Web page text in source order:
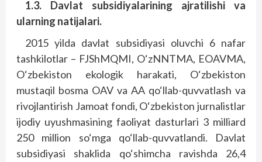
1.3. Davlat subsidiyalarining ajratilishi va
ularning natijalari.
2015 yilda davlat subsidiyasi oluvchi 6 nafar
tashkilotlar – FJShMQMI, O‘zNNTMA, EOAVMA,
O‘zbekiston ekologik harakati, O‘zbekiston
mustaqil bosma OAV va AA qo‘llab-quvvatlash va
rivojlantirish Jamoat fondi, O‘zbekiston jurnalistlar
ijodiy uyushmasining faoliyat dasturlari 3 milliard
250 million so‘mga qo‘llab-quvvatlandi. Davlat
subsidiyasi shaklida qo‘shimcha ravishda 26,4